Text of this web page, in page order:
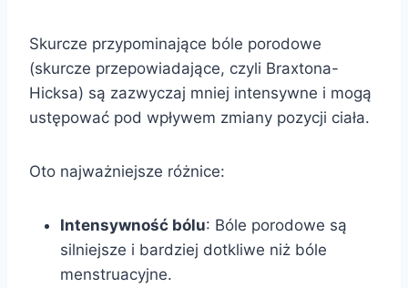
Skurcze przypominające bóle porodowe
(skurcze przepowiadające, czyli Braxtona-
Hicksa) są zazwyczaj mniej intensywne i mogą
ustępować pod wpływem zmiany pozycji ciała.
Oto najważniejsze różnice:
Intensywność bólu: Bóle porodowe są
silniejsze i bardziej dotkliwe niż bóle
menstruacyjne.